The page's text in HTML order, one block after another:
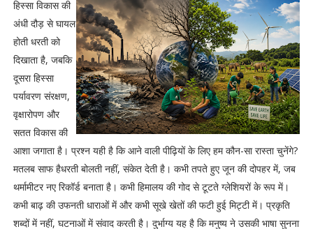
हिस्सा विकास की
अंधी दौड़ से घायल
होती धरती को
दिखाता है, जबकि
दूसरा हिस्सा
पर्यावरण संरक्षण,
वृक्षारोपण और
सतत विकास की
आशा जगाता है। प्रश्न यही है कि आने वाली पीढ़ियों के लिए हम कौन-सा रास्ता चुनेंगे?
मतलब साफ हैधरती बोलती नहीं, संकेत देती है। कभी तपते हुए जून की दोपहर में, जब
थर्मामीटर नए रिकॉर्ड बनाता है। कभी हिमालय की गोद से टूटते ग्लेशियरों के रूप में।
कभी बाढ़ की उफनती धाराओं में और कभी सूखे खेतों की फटी हुई मिट्टी में। प्रकृति
शब्दों में नहीं, घटनाओं में संवाद करती है। दुर्भाग्य यह है कि मनुष्य ने उसकी भाषा सुनना